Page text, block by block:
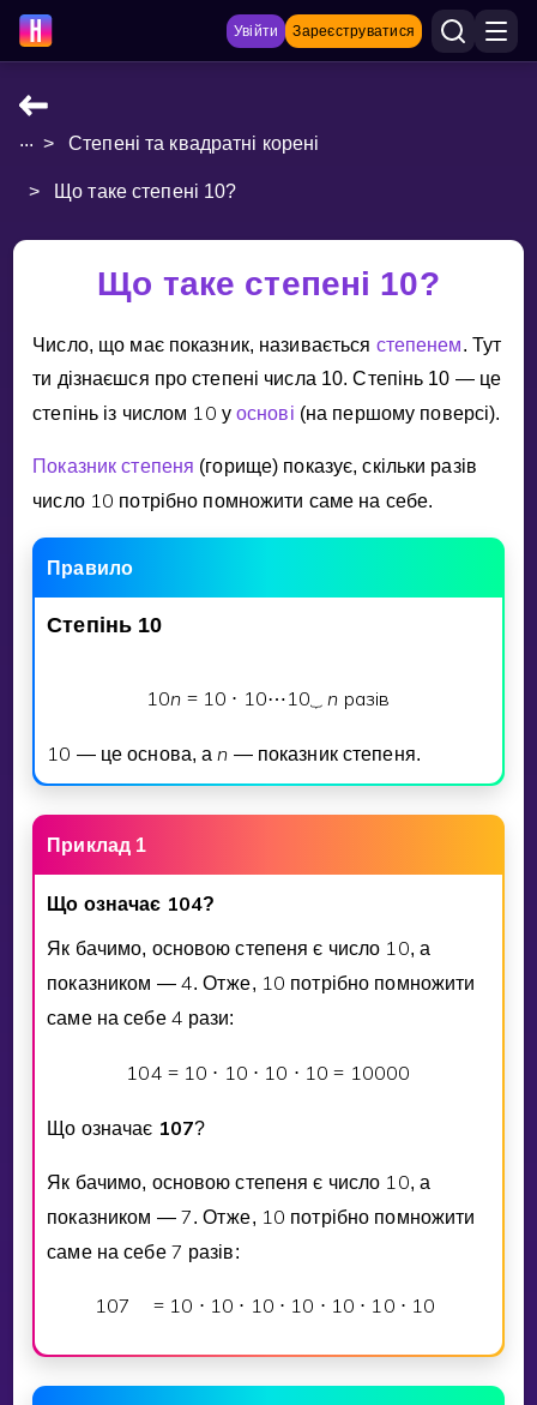
Увійти Зареєструватися
НАВЧАЛЬНІ МАТЕРІАЛИ
Curriculum
Показати більше
Multiplication Master
Джуніор-матем
Показати більше
Select curriculum
... > Степені та квадратні корені
> Що таке степені 10?
Що таке степені 10?
Число, що має показник, називається степенем. Тут
ти дiзнаєшся про степенi числа 10. Степiнь 10 — це
степiнь iз числом 10 у основi (на першому поверсi).
Показник степеня (горище) показує, скiльки разiв
число 10 потрiбно помножити саме на себе.
Правило
Степiнь 10
10n = 10 ⋅ 10⋯10 n разiв
10 — це основа, а n — показник степеня.
Приклад 1
Що означає 104?
Як бачимо, основою степеня є число 10, а
показником — 4. Отже, 10 потрiбно помножити
саме на себе 4 рази:
104 = 10 ⋅ 10 ⋅ 10 ⋅ 10 = 10000
Що означає 107?
Як бачимо, основою степеня є число 10, а
показником — 7. Отже, 10 потрiбно помножити
саме на себе 7 разiв:
107 = 10 ⋅ 10 ⋅ 10 ⋅ 10 ⋅ 10 ⋅ 10 ⋅ 10